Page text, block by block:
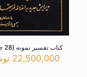
کتاب تفسیر نمونه (28 جلدی)
22,500,000